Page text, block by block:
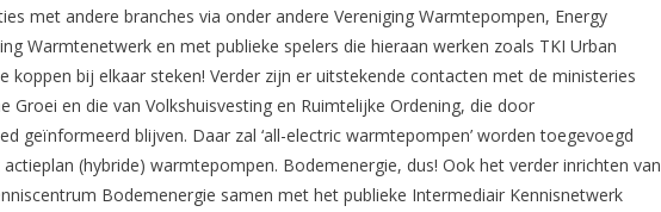
met andere branches via onder andere Vereniging Warmtepompen, Energy
Warmtenetwerk en met publieke spelers die hieraan werken zoals TKI Urban
koppen bij elkaar steken! Verder zijn er uitstekende contacten met de ministeries
Groei en die van Volkshuisvesting en Ruimtelijke Ordening, die door
geïnformeerd blijven. Daar zal ‘all-electric warmtepompen’ worden toegevoegd
(hybride) warmtepompen. Bodemenergie, dus! Ook het verder inrichten van
Bodemenergie samen met het publieke Intermediair Kennisnetwerk